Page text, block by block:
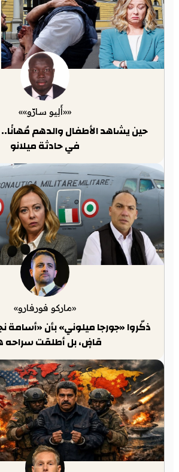
««أَلِيو سارّو»»
حين يشاهد الأطفال والدهم مُهانًا..
في حادثة ميلانو
«ماركو فورفارو»
ذكّروا «جورجا ميلوني» بأن «أسامة
قاضٍ، بل أطلقت